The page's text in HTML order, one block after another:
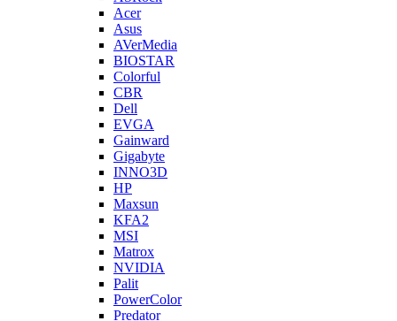
Acer
Asus
AVerMedia
BIOSTAR
Colorful
CBR
Dell
EVGA
Gainward
Gigabyte
INNO3D
HP
Maxsun
KFA2
MSI
Matrox
NVIDIA
Palit
PowerColor
Predator